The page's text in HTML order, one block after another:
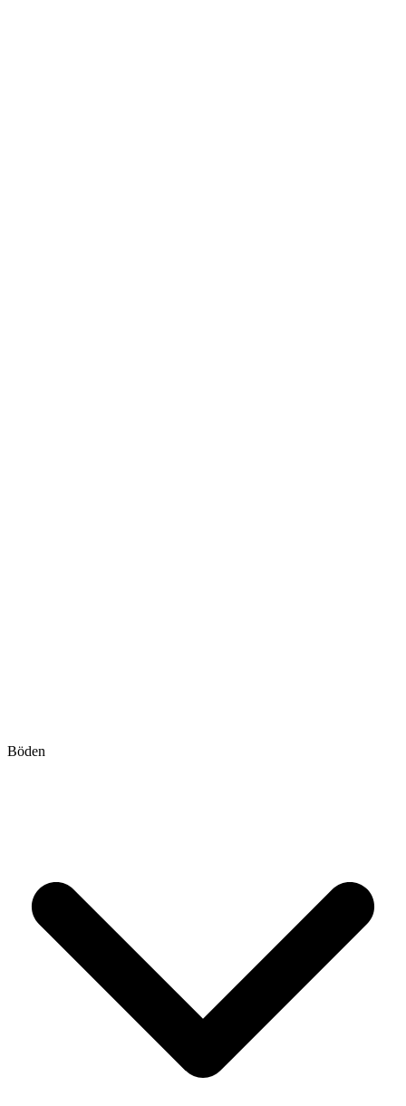
Böden